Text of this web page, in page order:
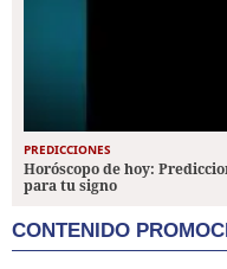
PREDICCIONES
Horóscopo de hoy:
para tu signo
CONTENIDO